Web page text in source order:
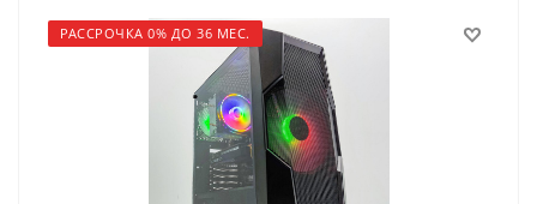
РАССРОЧКА 0% ДО 36 МЕС.